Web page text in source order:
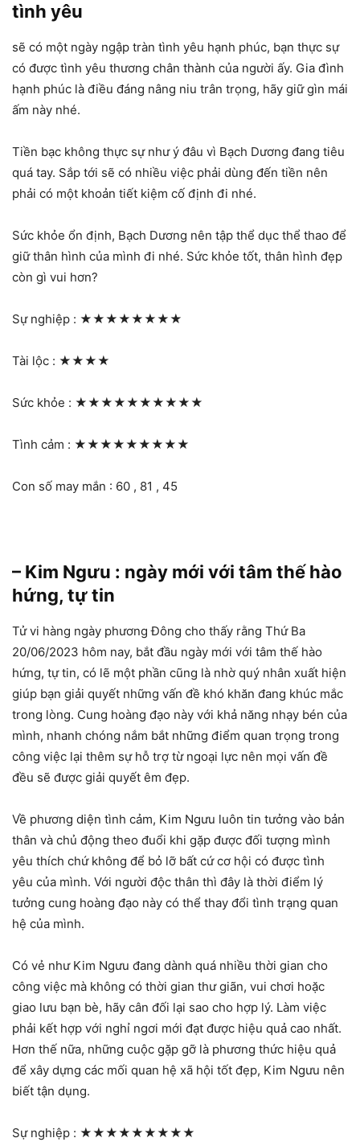
tình yêu
sẽ có một ngày ngập tràn tình yêu hạnh phúc, bạn thực sự
có được tình yêu thương chân thành của người ấy. Gia đình
hạnh phúc là điều đáng nâng niu trân trọng, hãy giữ gìn mái
ấm này nhé.
Tiền bạc không thực sự như ý đâu vì Bạch Dương đang tiêu
quá tay. Sắp tới sẽ có nhiều việc phải dùng đến tiền nên
phải có một khoản tiết kiệm cố định đi nhé.
Sức khỏe ổn định, Bạch Dương nên tập thể dục thể thao để
giữ thân hình của mình đi nhé. Sức khỏe tốt, thân hình đẹp
còn gì vui hơn?
Sự nghiệp : ★★★★★★★★
Tài lộc : ★★★★
Sức khỏe : ★★★★★★★★★★
Tình cảm : ★★★★★★★★★
Con số may mắn : 60 , 81 , 45
– Kim Ngưu : ngày mới với tâm thế hào
hứng, tự tin
Tử vi hàng ngày phương Đông cho thấy rằng Thứ Ba
20/06/2023 hôm nay, bắt đầu ngày mới với tâm thế hào
hứng, tự tin, có lẽ một phần cũng là nhờ quý nhân xuất hiện
giúp bạn giải quyết những vấn đề khó khăn đang khúc mắc
trong lòng. Cung hoàng đạo này với khả năng nhạy bén của
mình, nhanh chóng nắm bắt những điểm quan trọng trong
công việc lại thêm sự hỗ trợ từ ngoại lực nên mọi vấn đề
đều sẽ được giải quyết êm đẹp.
Về phương diện tình cảm, Kim Ngưu luôn tin tưởng vào bản
thân và chủ động theo đuổi khi gặp được đối tượng mình
yêu thích chứ không để bỏ lỡ bất cứ cơ hội có được tình
yêu của mình. Với người độc thân thì đây là thời điểm lý
tưởng cung hoàng đạo này có thể thay đổi tình trạng quan
hệ của mình.
Có vẻ như Kim Ngưu đang dành quá nhiều thời gian cho
công việc mà không có thời gian thư giãn, vui chơi hoặc
giao lưu bạn bè, hãy cân đối lại sao cho hợp lý. Làm việc
phải kết hợp với nghỉ ngơi mới đạt được hiệu quả cao nhất.
Hơn thế nữa, những cuộc gặp gỡ là phương thức hiệu quả
để xây dựng các mối quan hệ xã hội tốt đẹp, Kim Ngưu nên
biết tận dụng.
Sự nghiệp : ★★★★★★★★★